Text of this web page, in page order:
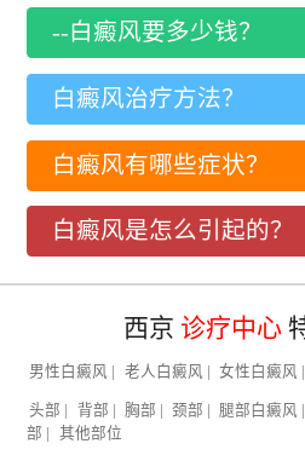
--白癜风要多少钱？
白癜风治疗方法？
白癜风有哪些症状？
白癜风是怎么引起的？
西京 诊疗中心
男性白癜风 老人白癜风 女性白癜风
头部 | 背部 | 胸部 | 颈部 | 腿部白癜风 |
部 | 其他部位